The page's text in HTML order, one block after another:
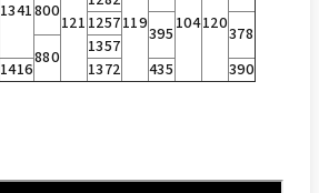
1341
121 119 104120
800
1257 395 378
880
1357
1416 1372 435 390